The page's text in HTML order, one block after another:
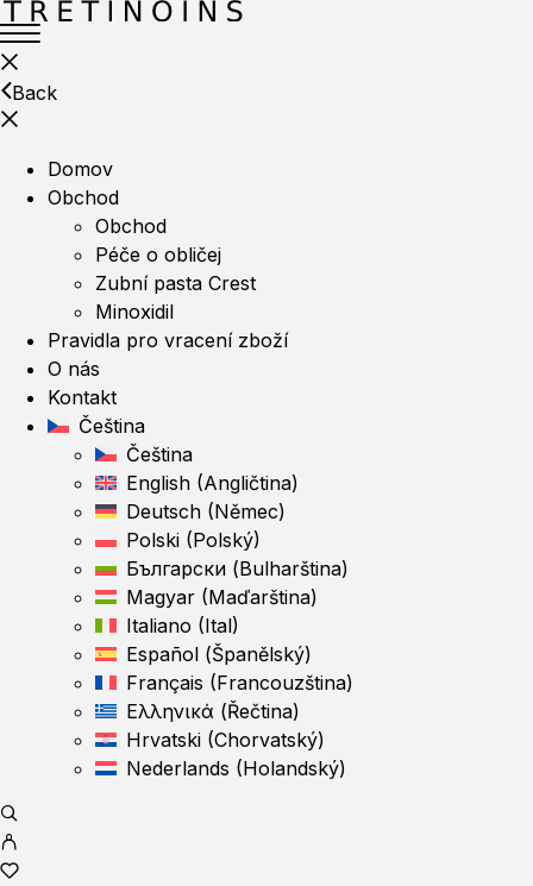
Back
Domov
Obchod
Obchod
Péče o obličej
Zubní pasta Crest
Minoxidil
Pravidla pro vracení zboží
O nás
Kontakt
Čeština
Čeština
English (Angličtina)
Deutsch (Němec)
Polski (Polský)
Български (Bulharština)
Magyar (Maďarština)
Italiano (Ital)
Español (Španělský)
Français (Francouzština)
Ελληνικά (Řečtina)
Hrvatski (Chorvatský)
Nederlands (Holandský)